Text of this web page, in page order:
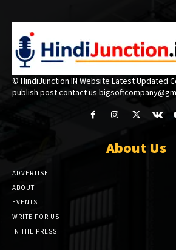
© HindiJunction.IN Website Latest Updated
publish post contact us
About Us
ADVERTISE
ABOUT
EVENTS
WRITE FOR US
IN THE PRESS